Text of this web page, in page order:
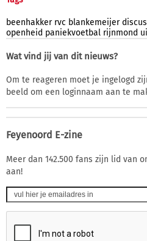
beenhakker rvc blankemeijer
openheid paniekvoetbal rijnmond
Wat vind jij van dit nieuws?
Om te reageren moet je ingelogd
beeld om een loginnaam aan te
Feyenoord E-zine
Meer dan 142.500 fans zijn lid van
aan!